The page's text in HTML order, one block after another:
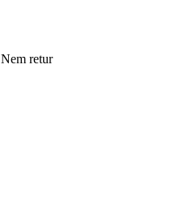
Nem retur